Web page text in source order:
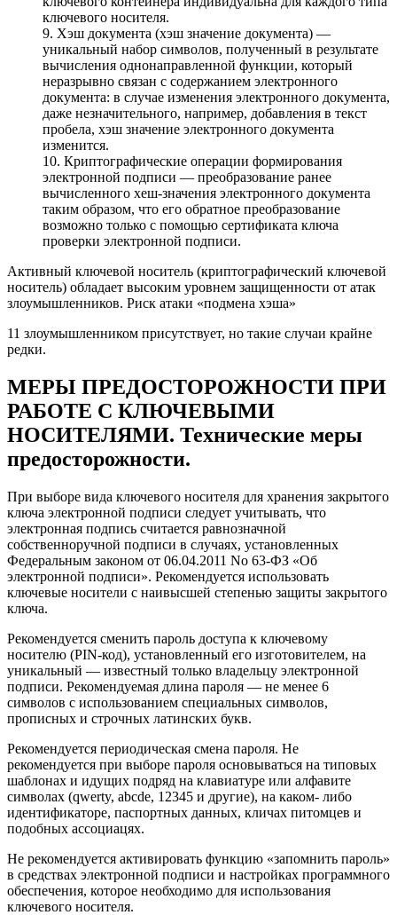
ключевого носителя.
9. Хэш документа (хэш значение документа) —
уникальный набор символов, полученный в результате
вычисления однонаправленной функции, который
неразрывно связан с содержанием электронного
документа: в случае изменения электронного документа,
даже незначительного, например, добавления в текст
пробела, хэш значение электронного документа
изменится.
10. Криптографические операции формирования
электронной подписи — преобразование ранее
вычисленного хеш-значения электронного документа
таким образом, что его обратное преобразование
возможно только с помощью сертификата ключа
проверки электронной подписи.
Активный ключевой носитель (криптографический ключевой
носитель) обладает высоким уровнем защищенности от атак
злоумышленников. Риск атаки «подмена хэша»
11 злоумышленником присутствует, но такие случаи крайне
редки.
МЕРЫ ПРЕДОСТОРОЖНОСТИ ПРИ
РАБОТЕ С КЛЮЧЕВЫМИ
НОСИТЕЛЯМИ. Технические меры
предосторожности.
При выборе вида ключевого носителя для хранения закрытого
ключа электронной подписи следует учитывать, что
электронная подпись считается равнозначной
собственноручной подписи в случаях, установленных
Федеральным законом от 06.04.2011 No 63-ФЗ «Об
электронной подписи». Рекомендуется использовать
ключевые носители с наивысшей степенью защиты закрытого
ключа.
Рекомендуется сменить пароль доступа к ключевому
носителю (PIN-код), установленный его изготовителем, на
уникальный — известный только владельцу электронной
подписи. Рекомендуемая длина пароля — не менее 6
символов с использованием специальных символов,
прописных и строчных латинских букв.
Рекомендуется периодическая смена пароля. Не
рекомендуется при выборе пароля основываться на типовых
шаблонах и идущих подряд на клавиатуре или алфавите
символах (qwerty, abcde, 12345 и другие), на каком- либо
идентификаторе, паспортных данных, кличах питомцев и
подобных ассоциацях.
Не рекомендуется активировать функцию «запомнить пароль»
в средствах электронной подписи и настройках программного
обеспечения, которое необходимо для использования
ключевого носителя.